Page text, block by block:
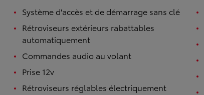
Système d'accès et de démarrage sans clé
Rétroviseurs extérieurs rabattables
automatiquement
Commandes audio au volant
Prise 12v
Rétroviseurs réglables électriquement